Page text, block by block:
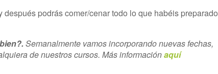
podrás comer/cenar todo lo que habéis preparado
Semanalmente vamos incorporando nuevas fechas,
de nuestros cursos. Más informaciónaquí